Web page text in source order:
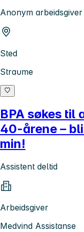
Anonym arbeidsgiver
Sted
Straume
BPA søkes til
40-årene –
min!
Assistent deltid
Arbeidsgiver
Medvind Assistanse